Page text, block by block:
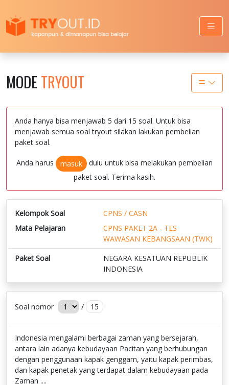
MODE TRYOUT
Anda hanya bisa menjawab 5 dari 15 soal. Untuk bisa
menjawab semua soal tryout silakan lakukan pembelian
paket soal.
Anda harus masuk
dulu untuk bisa melakukan pembelian
paket soal. Terima kasih.
Kelompok Soal
CPNS / CASN
Mata Pelajaran
CPNS PAKET 2A - TES
WAWASAN KEBANGSAAN (TWK)
Paket Soal
NEGARA KESATUAN REPUBLIK
INDONESIA
Soal nomor / 15
Indonesia mengalami berbagai zaman yang bersejarah,
antara lain adanya kebudayaan Pacitan yang berhubungan
dengan penggunaan kapak genggam, yaitu kapak perimbas,
dan kapak penetak yang terdapat dalam kebudayaan pada
Zaman ....